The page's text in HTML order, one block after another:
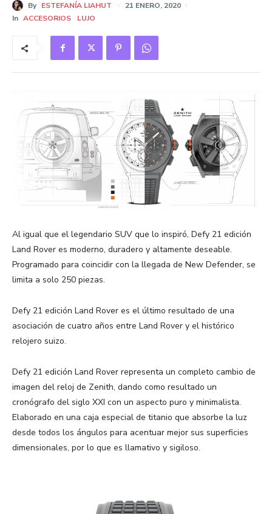
By ESTEFANÍA LIAHUT
21 ENERO, 2020
In ACCESORIOS LUJO
Al igual que el legendario SUV que lo inspiró, Defy 21 edición
Land Rover es moderno, duradero y altamente deseable.
Programado para coincidir con la llegada de New Defender, se
limita a solo 250 piezas.
Defy 21 edición Land Rover es el último resultado de una
asociación de cuatro años entre Land Rover y el histórico
relojero suizo.
Defy 21 edición Land Rover representa un completo cambio de
imagen del reloj de Zenith, dando como resultado un
cronógrafo del siglo XXI con un aspecto puro y minimalista.
Elaborado en una caja especial de titanio que absorbe la luz
desde todos los ángulos para acentuar mejor sus superficies
dimensionales, por lo que es llamativo y sigiloso.